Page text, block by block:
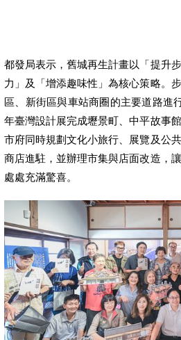
都發局表示，舊城再生計畫以「提升
力」及「增添趣味性」為核心策略。
區、新街區與車站商圈的主要道路進
年臺灣設計展完成壢景町、中平故事
市府同時規劃文化小旅行、展覽及公
商店進駐，並辦理市集與店面改造，
處處充滿驚喜。